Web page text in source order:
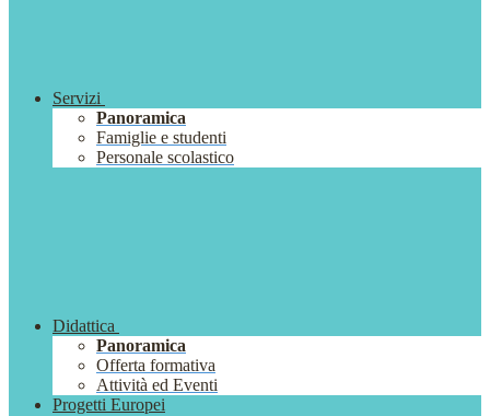
Servizi
Panoramica
Famiglie e studenti
Personale scolastico
Didattica
Panoramica
Offerta formativa
Attività ed Eventi
Progetti Europei